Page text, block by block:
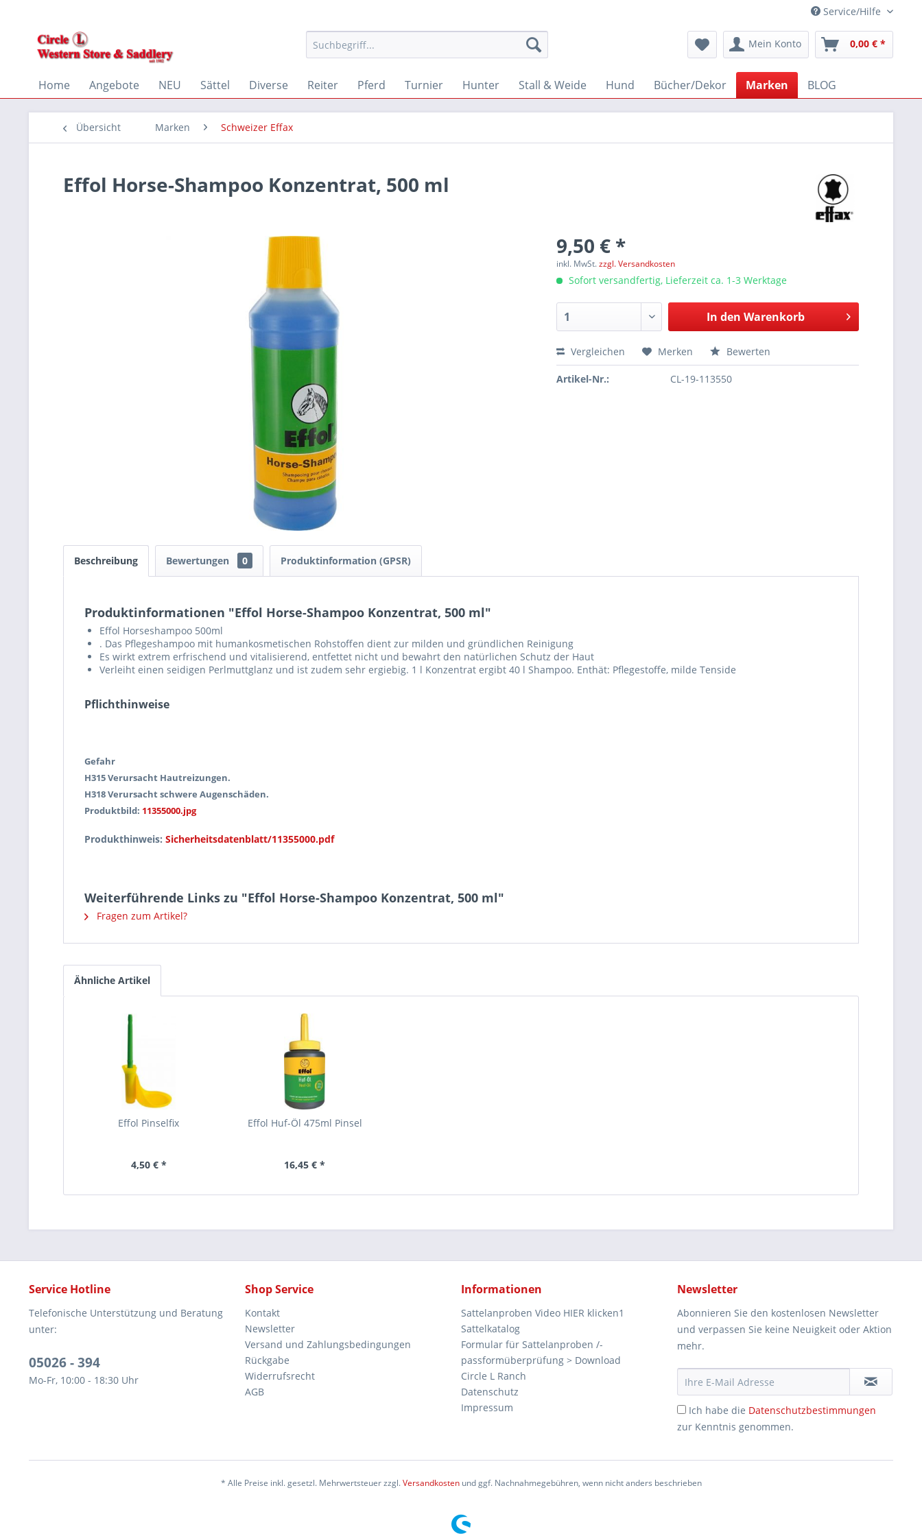
Service/Hilfe
Mein Konto 0,00 € *
Home Angebote NEU Sättel Diverse Reiter Pferd Turnier Hunter Stall & Weide Hund Bücher/Dekor Marken BLOG
Übersicht Marken Schweizer Effax
Effol Horse-Shampoo Konzentrat, 500 ml
9,50 € *
inkl. MwSt.zzgl. Versandkosten
Sofort versandfertig, Lieferzeit ca. 1-3 Werktage
In den Warenkorb
Vergleichen Merken Bewerten
Artikel-Nr.: CL-19-113550
Beschreibung Bewertungen 0 Produktinformation (GPSR)
Produktinformationen "Effol Horse-Shampoo Konzentrat, 500 ml"
Effol Horseshampoo 500ml
. Das Pflegeshampoo mit humankosmetischen Rohstoffen dient zur milden und gründlichen Reinigung
Es wirkt extrem erfrischend und vitalisierend, entfettet nicht und bewahrt den natürlichen Schutz der Haut
Verleiht einen seidigen Perlmuttglanz und ist zudem sehr ergiebig. 1 l Konzentrat ergibt 40 l Shampoo. Enthät: Pflegestoffe, milde Tenside
Pflichthinweise
Gefahr
H315 Verursacht Hautreizungen.
H318 Verursacht schwere Augenschäden.
Produktbild: 11355000.jpg
Produkthinweis: Sicherheitsdatenblatt/11355000.pdf
Weiterführende Links zu "Effol Horse-Shampoo Konzentrat, 500 ml"
Fragen zum Artikel?
Ähnliche Artikel
Effol Pinselfix
4,50 € *
Effol Huf-Öl 475ml Pinsel
16,45 € *
Service Hotline
Telefonische Unterstützung und Beratung
unter:
05026 - 394
Mo-Fr, 10:00 - 18:30 Uhr
Shop Service
Kontakt
Newsletter
Versand und Zahlungsbedingungen
Rückgabe
Widerrufsrecht
AGB
Informationen
Sattelanproben Video HIER klicken1
Sattelkatalog
Formular für Sattelanproben /-
passformüberprüfung > Download
Circle L Ranch
Datenschutz
Impressum
Newsletter
Abonnieren Sie den kostenlosen Newsletter
und verpassen Sie keine Neuigkeit oder Aktion
mehr.
Ich habe die Datenschutzbestimmungen
zur Kenntnis genommen.
* Alle Preise inkl. gesetzl. Mehrwertsteuer zzgl.Versandkostenund ggf. Nachnahmegebühren, wenn nicht anders beschrieben